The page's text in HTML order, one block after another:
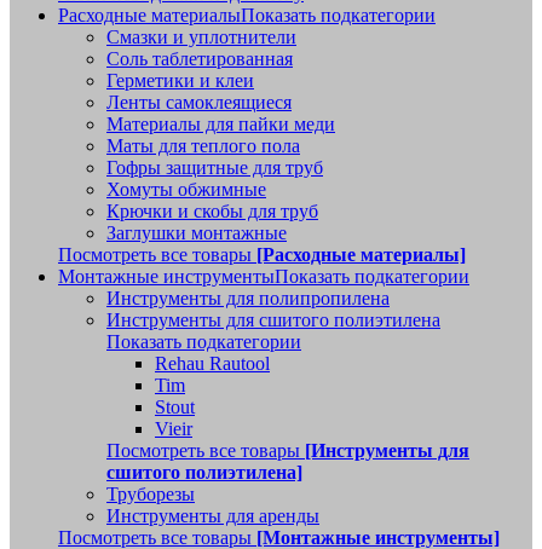
Расходные материалыПоказать подкатегории
Смазки и уплотнители
Соль таблетированная
Герметики и клеи
Ленты самоклеящиеся
Материалы для пайки меди
Маты для теплого пола
Гофры защитные для труб
Хомуты обжимные
Крючки и скобы для труб
Заглушки монтажные
Посмотреть все товары [Расходные материалы]
Монтажные инструментыПоказать подкатегории
Инструменты для полипропилена
Инструменты для сшитого полиэтилена
Показать подкатегории
Rehau Rautool
Tim
Stout
Vieir
Посмотреть все товары [Инструменты для
сшитого полиэтилена]
Труборезы
Инструменты для аренды
Посмотреть все товары [Монтажные инструменты]